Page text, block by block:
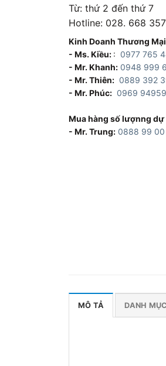
Từ: thứ 2 đến thứ 7
Hotline: 028. 668
Kinh Doanh Thương Mại
- Ms. Kiều: : 0977 765
- Mr. Khanh: 0948 999
- Mr. Thiên: 0889 392
- Mr. Phúc: 0969
Mua hàng số lượnng dự
- Mr. Trung: 0888 99 00
MÔ TẢ DANH MỤC